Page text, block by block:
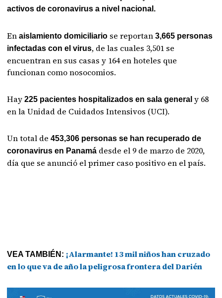
activos de coronavirus a nivel nacional.
Enaislamiento domiciliario se reportan 3,665 personas
infectadas con el virus, de las cuales 3,501 se
encuentran en sus casas y 164 en hoteles que
funcionan como nosocomios.
Hay225 pacientes hospitalizados en sala general y 68
en la Unidad de Cuidados Intensivos (UCI).
Un total de 453,306 personas se han recuperado de
coronavirus en Panamá desde el 9 de marzo de 2020,
día que se anunció el primer caso positivo en el país.
VEA TAMBIÉN: ¡Alarmante! 13 mil niños han cruzado
en lo que va de año la peligrosa frontera del Darién